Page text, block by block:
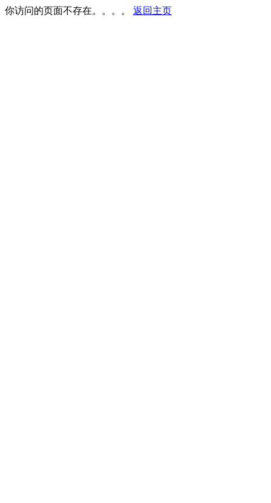
你访问的页面不存在。。。。 返回主页